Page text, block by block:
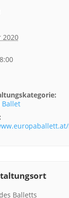
2020
Ballet
Balletts